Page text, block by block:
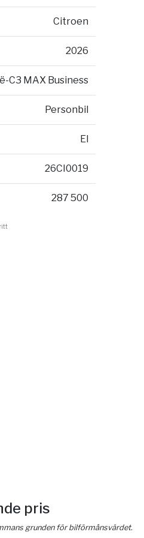
Citroen
2026
ë-C3 MAX Business
Personbil
El
26CI0019
287 500
pris
grunden för bilförmånsvärdet.